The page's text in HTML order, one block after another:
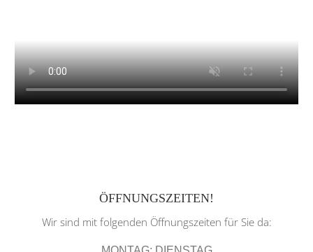
ÖFFNUNGSZEITEN!
Wir sind mit folgenden Öffnungszeiten für Sie da: